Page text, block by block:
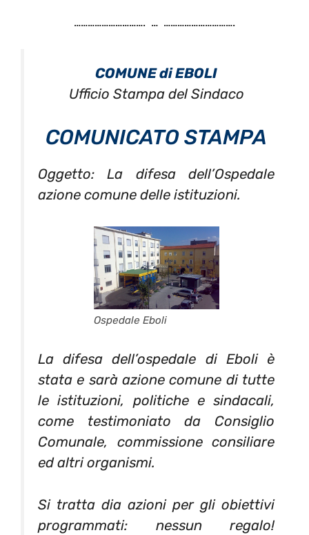
…………………………. … ………………………….
COMUNE di EBOLI
Ufficio Stampa del Sindaco
COMUNICATO STAMPA
Oggetto: La difesa dell’Ospedale
azione comune delle istituzioni.
Ospedale Eboli
La difesa dell’ospedale di Eboli è
stata e sarà azione comune di tutte
le istituzioni, politiche e sindacali,
come testimoniato da Consiglio
Comunale, commissione consiliare
ed altri organismi.
Si tratta dia azioni per gli obiettivi
programmati: nessun regalo!